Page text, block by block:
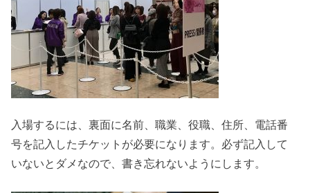
入場するには、裏面に名前、職業、役職、住所、電話番
号を記入したチケットが必要になります。必ず記入して
いないとダメなので、書き忘れないようにします。